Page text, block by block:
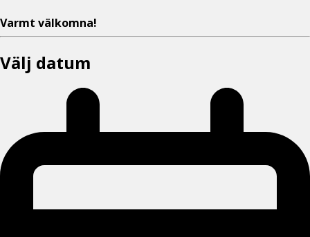
Varmt välkomna!
Välj datum